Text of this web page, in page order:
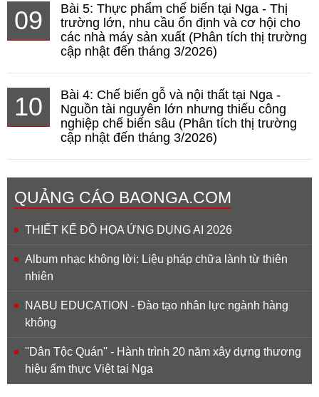
09
Bài 5: Thực phẩm chế biến tại Nga - Thị
trường lớn, nhu cầu ổn định và cơ hội cho
các nhà máy sản xuất (Phân tích thị trường
cập nhật đến tháng 3/2026)
10
Bài 4: Chế biến gỗ và nội thất tại Nga -
Nguồn tài nguyên lớn nhưng thiếu công
nghiệp chế biến sâu (Phân tích thị trường
cập nhật đến tháng 3/2026)
QUẢNG CÁO BAONGA.COM
THIẾT KẾ ĐỒ HỌA ỨNG DỤNG AI 2026
Album nhạc không lời: Liệu pháp chữa lành từ thiên
nhiên
NABU EDUCATION - Đào tạo nhân lực ngành hàng
không
''Dân Tộc Quán'' - Hành trình 20 năm xây dựng thương
hiệu ẩm thực Việt tại Nga